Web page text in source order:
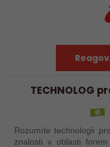
TECHNOLOG
Rozumíte technologii
znalosti v oblasti